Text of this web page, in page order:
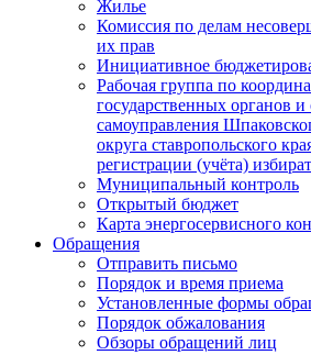
Жилье
Комиссия по делам
их прав
Инициативное
Рабочая группа по
государственных органов
самоуправления
округа ставропольского
регистрации (учёта)
Муниципальный контроль
Открытый бюджет
Карта энергосервисного
Обращения
Отправить письмо
Порядок и время приема
Установленные формы
Порядок обжалования
Обзоры обращений лиц